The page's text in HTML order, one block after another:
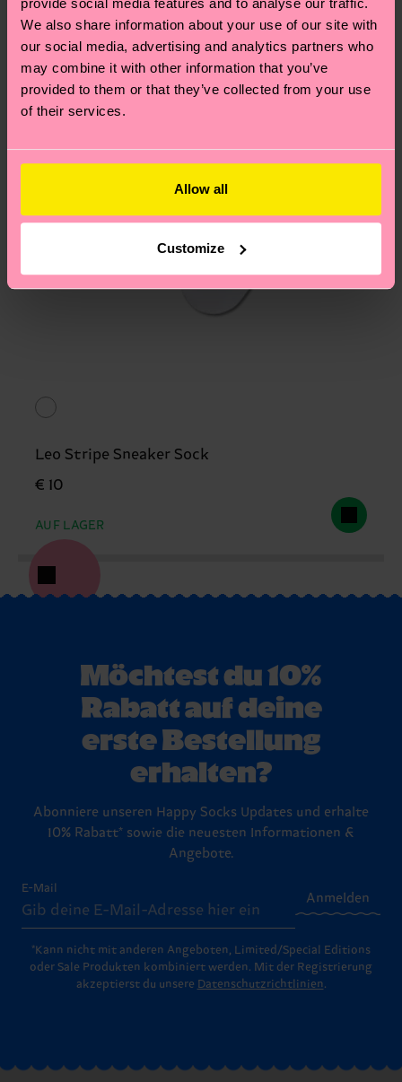
provide social media features and to analyse our traffic.
We also share information about your use of our site with
our social media, advertising and analytics partners who
may combine it with other information that you’ve
provided to them or that they’ve collected from your use
of their services.
Allow all
Customize
Du hast Fragen zu einer Retoure? In unserem
Hilfebereich im Artikel Retouren findest du die
am häufigsten gestellten Fragen.
Leo Stripe Sneaker Sock
€ 10
AUF LAGER
Möchtest du 10%
Rabatt auf deine
erste Bestellung
erhalten?
Abonniere unseren Happy Socks Updates und erhalte
10% Rabatt* sowie die neuesten Informationen &
Angebote.
E-Mail
Anmelden
*Kann nicht mit anderen Angeboten, Limited/Special Editions
oder Sale Produkten kombiniert werden. Mit der Registrierung
akzeptierst du unsere Datenschutzrichtlinien.